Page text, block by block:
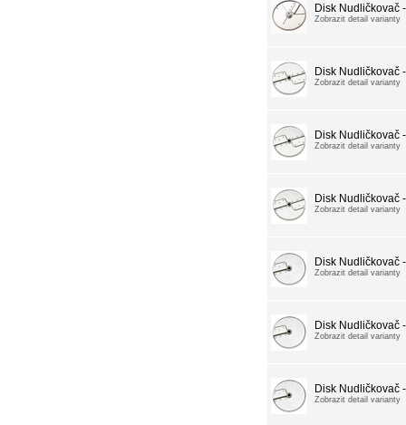
Disk Nudličkovač
Zobrazit detail varianty
Disk Nudličkovač
Zobrazit detail varianty
Disk Nudličkovač
Zobrazit detail varianty
Disk Nudličkovač
Zobrazit detail varianty
Disk Nudličkovač
Zobrazit detail varianty
Disk Nudličkovač
Zobrazit detail varianty
Disk Nudličkovač
Zobrazit detail varianty